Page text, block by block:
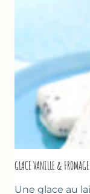
GLACE VANILLE &
Une glace au